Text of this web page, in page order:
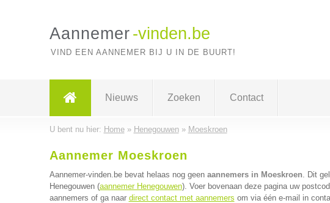
Aannemer -vinden.be
VIND EEN AANNEMER BIJ U IN DE BUURT!
Nieuws Zoeken Contact
U bent nu hier: Home» Henegouwen» Moeskroen
Aannemer Moeskroen
Aannemer-vinden.be bevat helaas nog geen aannemers in Moeskroen. Dit
Henegouwen (aannemer Henegouwen). Voer bovenaan deze pagina uw
aannemers of ga naar direct contact met aannemers om via één e-mail in